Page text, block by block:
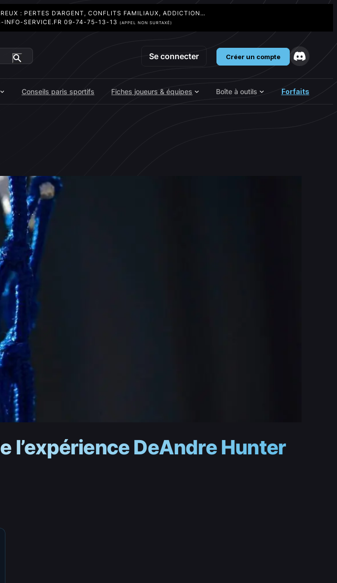
: PERTES D’ARGENT, CONFLITS FAMILIAUX, ADDICTION…
INFO-SERVICE.FR 09-74-75-13-13 (APPEL NON SURTAXÉ)
Se connecter Créer un compte
Conseils paris sportifs Fiches joueurs & équipes Boîte à outils Forfaits
l’expérience DeAndre Hunter